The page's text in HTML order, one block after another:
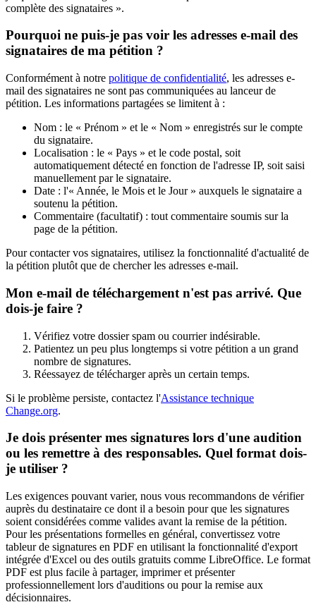
complète des signataires ».
Pourquoi ne puis-je pas voir les adresses e-mail des
signataires de ma pétition ?
Conformément à notre politique de confidentialité, les adresses e-
mail des signataires ne sont pas communiquées au lanceur de
pétition. Les informations partagées se limitent à :
Nom : le « Prénom » et le « Nom » enregistrés sur le compte
du signataire.
Localisation : le « Pays » et le code postal, soit
automatiquement détecté en fonction de l'adresse IP, soit saisi
manuellement par le signataire.
Date : l'« Année, le Mois et le Jour » auxquels le signataire a
soutenu la pétition.
Commentaire (facultatif) : tout commentaire soumis sur la
page de la pétition.
Pour contacter vos signataires, utilisez la fonctionnalité d'actualité de
la pétition plutôt que de chercher les adresses e-mail.
Mon e-mail de téléchargement n'est pas arrivé. Que
dois-je faire ?
Vérifiez votre dossier spam ou courrier indésirable.
Patientez un peu plus longtemps si votre pétition a un grand
nombre de signatures.
Réessayez de télécharger après un certain temps.
Si le problème persiste, contactez l'Assistance technique
Change.org.
Je dois présenter mes signatures lors d'une audition
ou les remettre à des responsables. Quel format dois-
je utiliser ?
Les exigences pouvant varier, nous vous recommandons de vérifier
auprès du destinataire ce dont il a besoin pour que les signatures
soient considérées comme valides avant la remise de la pétition.
Pour les présentations formelles en général, convertissez votre
tableur de signatures en PDF en utilisant la fonctionnalité d'export
intégrée d'Excel ou des outils gratuits comme LibreOffice. Le format
PDF est plus facile à partager, imprimer et présenter
professionnellement lors d'auditions ou pour la remise aux
décisionnaires.